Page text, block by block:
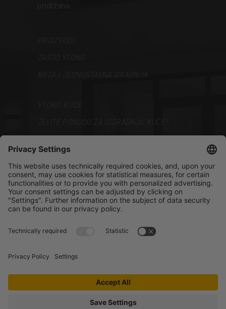
PODRŠKA
BROŠURE
PRODAJNI PREDSTAVNICI